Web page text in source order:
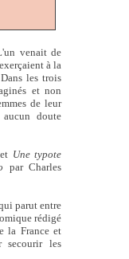
venait de
à la
les trois
et non
de leur
doute
Une typote
par Charles
parut entre
rédigé
la France et
secourir les